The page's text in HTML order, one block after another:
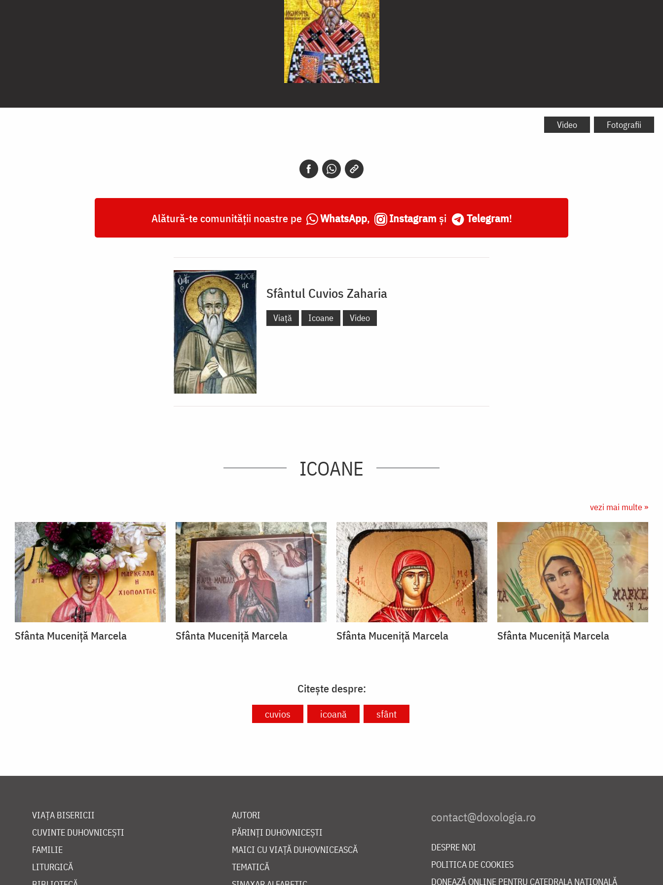
Cuvios
Video Fotografii
Alătură-te comunității noastre pe WhatsApp, Instagram și Telegram!
Sfântul Cuvios Zaharia
Viață Icoane Video
ICOANE
vezi mai multe »
Sfânta Muceniță Marcela Sfânta Muceniță Marcela Sfânta Muceniță Marcela Sfânta Muceniță Marcela
Citește despre:
cuvios icoană sfânt
VIAȚA BISERICII
CUVINTE DUHOVNICEȘTI
FAMILIE
LITURGICĂ
AUTORI
PĂRINȚI DUHOVNICEȘTI
MAICI CU VIAȚĂ DUHOVNICEASCĂ
TEMATICĂ
DESPRE NOI
POLITICA DE COOKIES
DONEAZĂ ONLINE PENTRU CATEDRALA NAȚIONALĂ